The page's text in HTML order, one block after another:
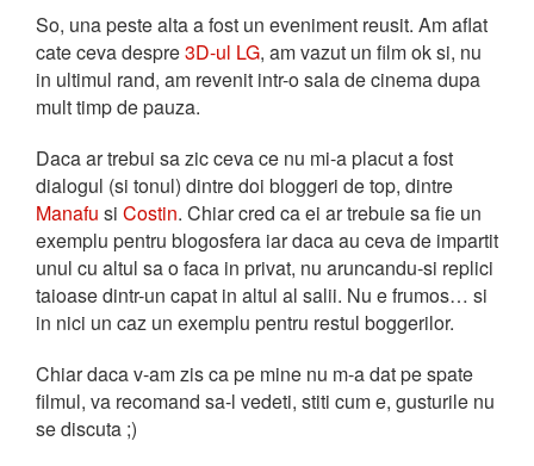
So, una peste alta a fost un eveniment reusit. Am aflat
cate ceva despre3D-ul LG, am vazut un film ok si, nu
in ultimul rand, am revenit intr-o sala de cinema dupa
mult timp de pauza.
Daca ar trebui sa zic ceva ce nu mi-a placut a fost
dialogul (si tonul) dintre doi bloggeri de top, dintre
Manafu si Costin. Chiar cred ca ei ar trebuie sa fie un
exemplu pentru blogosfera iar daca au ceva de impartit
unul cu altul sa o faca in privat, nu aruncandu-si replici
taioase dintr-un capat in altul al salii. Nu e frumos… si
in nici un caz un exemplu pentru restul boggerilor.
Chiar daca v-am zis ca pe mine nu m-a dat pe spate
filmul, va recomand sa-l vedeti, stiti cum e, gusturile nu
se discuta ;)